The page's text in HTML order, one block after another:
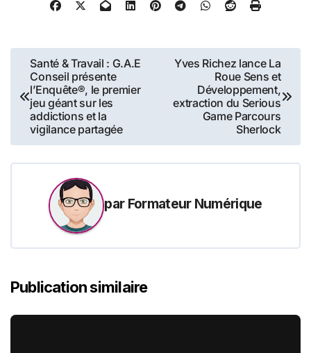
Navigation
l’article
Santé & Travail : G.A.E
Conseil présente
l’Enquête®, le premier
jeu géant sur les
addictions et la
vigilance partagée
Yves Richez lance La
Roue Sens et
Développement,
extraction du Serious
Game Parcours
Sherlock
par Formateur Numérique
Publication similaire